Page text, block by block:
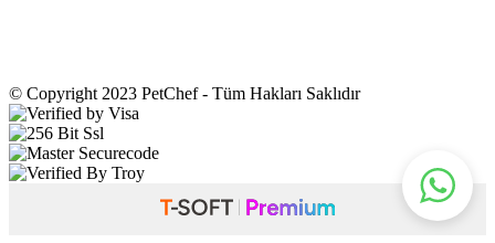
© Copyright 2023 PetChef - Tüm Hakları Saklıdır